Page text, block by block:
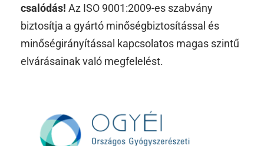
csalódás! Az ISO 9001:2009-es szabvány
biztosítja a gyártó minőségbiztosítással és
minőségirányítással kapcsolatos magas szintű
elvárásainak való megfelelést.